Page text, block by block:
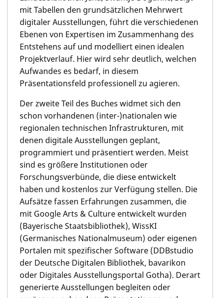
mit Tabellen den grundsätzlichen Mehrwert
digitaler Ausstellungen, führt die verschiedenen
Ebenen von Expertisen im Zusammenhang des
Entstehens auf und modelliert einen idealen
Projektverlauf. Hier wird sehr deutlich, welchen
Aufwandes es bedarf, in diesem
Präsentationsfeld professionell zu agieren.
Der zweite Teil des Buches widmet sich den
schon vorhandenen (inter-)nationalen wie
regionalen technischen Infrastrukturen, mit
denen digitale Ausstellungen geplant,
programmiert und präsentiert werden. Meist
sind es größere Institutionen oder
Forschungsverbünde, die diese entwickelt
haben und kostenlos zur Verfügung stellen. Die
Aufsätze fassen Erfahrungen zusammen, die
mit Google Arts & Culture entwickelt wurden
(Bayerische Staatsbibliothek), WissKI
(Germanisches Nationalmuseum) oder eigenen
Portalen mit spezifischer Software (DDBstudio
der Deutsche Digitalen Bibliothek, bavarikon
oder Digitales Ausstellungsportal Gotha). Derart
generierte Ausstellungen begleiten oder